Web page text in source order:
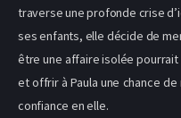
traverse une profonde crise
ses enfants, elle décide de
être une affaire isolée
et offrir à Paula une chance
confiance en elle.